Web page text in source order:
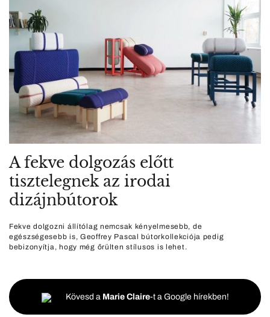
A fekve dolgozás előtt
tisztelegnek az irodai
dizájnbútorok
Fekve dolgozni állítólag nemcsak kényelmesebb, de
egészségesebb is, Geoffrey Pascal bútorkollekciója pedig
bebizonyítja, hogy még őrülten stílusos is lehet.
Kövesd a Marie Claire-t a Google hírekben!